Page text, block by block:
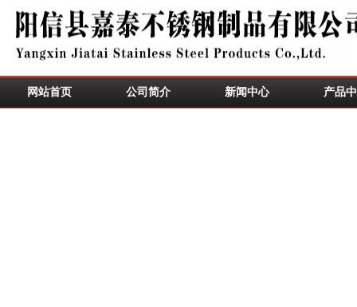
网站首页 公司简介 新闻中心 产品